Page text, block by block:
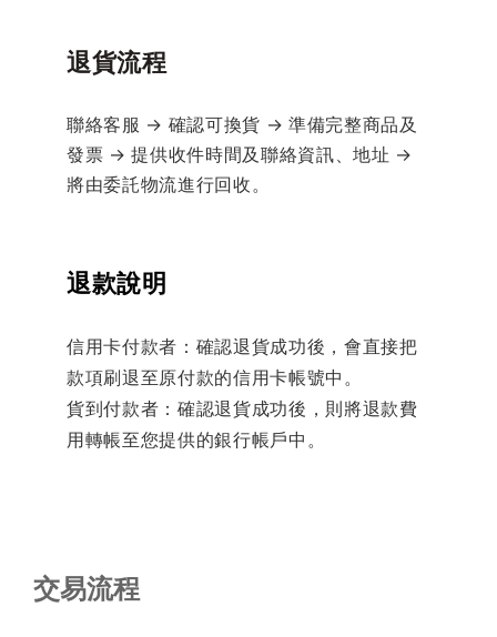
退貨流程
聯絡客服 → 確認可換貨 → 準備完整商品及
發票 → 提供收件時間及聯絡資訊、地址 →
將由委託物流進行回收。
退款說明
信用卡付款者：確認退貨成功後，會直接把
款項刷退至原付款的信用卡帳號中。
貨到付款者：確認退貨成功後，則將退款費
用轉帳至您提供的銀行帳戶中。
交易流程